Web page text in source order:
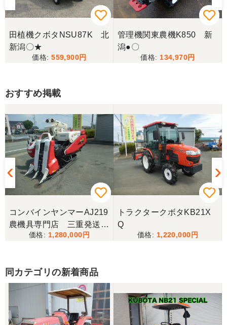
田植機クボタNSU87K 北
新潟〇★
559,900
管理機関東農機K850 新
潟●〇
134,970
おすすめ掲載
コンバインヤンマーAJ219
農機具専門店 三重発送整
備済み
1,280,000
トラクタークボタKB21X
Q
1,220,000
同カテゴリの新着商品